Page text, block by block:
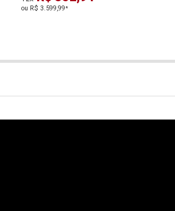
ou R$ 3.599,99*